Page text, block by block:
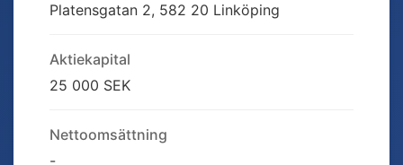
Platensgatan 2, 582 20 Linköping
Aktiekapital
25 000 SEK
Nettoomsättning
-